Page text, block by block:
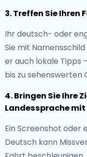
3. Treffen Sie Ihren
Ihr deutsch- oder
Sie mit
er auch lokale Tipps
bis zu sehenswerten
4. Bringen Sie Ihre
Landessprache mit
Ein Screenshot oder
Deutsch kann